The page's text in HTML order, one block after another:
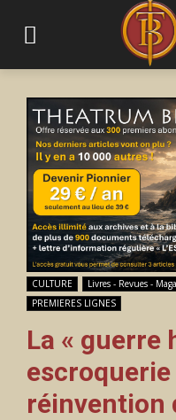
CULTURE Livres - Revues -
PREMIERES LIGNES
La « guerre
réinvention